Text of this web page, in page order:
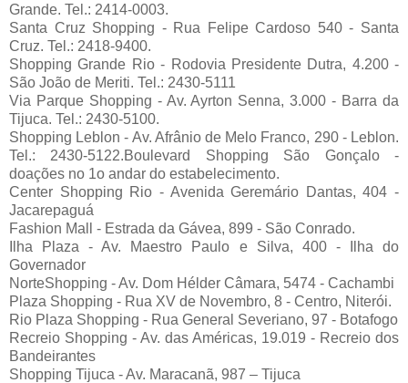
Grande. Tel.: 2414-0003.
Santa Cruz Shopping - Rua Felipe Cardoso 540 - Santa
Cruz. Tel.: 2418-9400.
Shopping Grande Rio - Rodovia Presidente Dutra, 4.200 -
São João de Meriti. Tel.: 2430-5111
Via Parque Shopping - Av. Ayrton Senna, 3.000 - Barra da
Tijuca. Tel.: 2430-5100.
Shopping Leblon - Av. Afrânio de Melo Franco, 290 - Leblon.
Tel.: 2430-5122.Boulevard Shopping São Gonçalo -
doações no 1o andar do estabelecimento.
Center Shopping Rio - Avenida Geremário Dantas, 404 -
Jacarepaguá
Fashion Mall - Estrada da Gávea, 899 - São Conrado.
Ilha Plaza - Av. Maestro Paulo e Silva, 400 - Ilha do
Governador
NorteShopping - Av. Dom Hélder Câmara, 5474 - Cachambi
Plaza Shopping - Rua XV de Novembro, 8 - Centro, Niterói.
Rio Plaza Shopping - Rua General Severiano, 97 - Botafogo
Recreio Shopping - Av. das Américas, 19.019 - Recreio dos
Bandeirantes
Shopping Tijuca - Av. Maracanã, 987 – Tijuca